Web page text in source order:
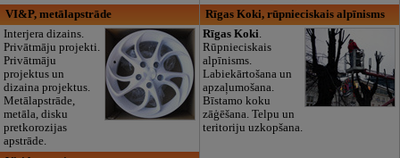
VI&P, metālapstrāde
Interjera dizains.
Privātmāju projekti.
Privātmāju
projektus un
dizaina projektus.
Metālapstrāde,
metāla, disku
pretkorozijas
apstrāde.
Rīgas Koki, rūpnieciskais alpīnisms
Rīgas Koki.
Rūpnieciskais
alpīnisms.
Labiekārtošana un
apzaļumošana.
Bīstamo koku
zāģēšana. Telpu un
teritoriju uzkopšana.